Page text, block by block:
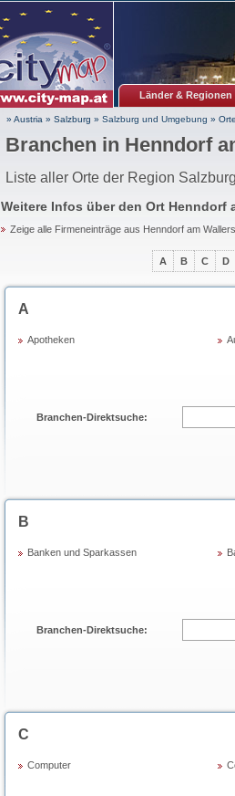
Länder & Regionen
» Austria » Salzburg » Salzburg und Umgebung » Orte
Branchen in Henndorf
Liste aller Orte der Region
Weitere Infos über den Ort Henndorf
Zeige alle Firmeneinträge aus Henndorf am
A B C D
A
Apotheken
Branchen-Direktsuche:
B
Banken und Sparkassen
Branchen-Direktsuche:
C
Computer